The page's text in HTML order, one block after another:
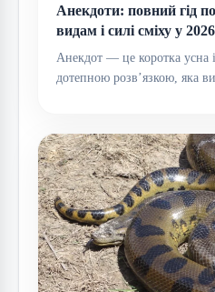
Анекдоти: повний гід по
видам і силі сміху у
Анекдот — це коротка усна
дотепною розв’язкою, яка